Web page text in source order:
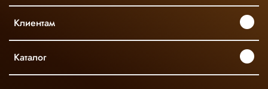
Клиентам
Каталог